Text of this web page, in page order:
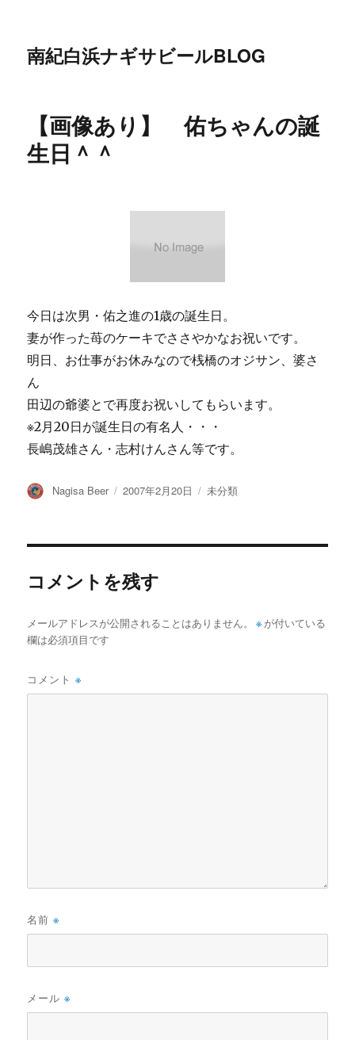
南紀白浜ナギサビールBLOG
【画像あり】 佑ちゃんの誕
生日＾＾
今日は次男・佑之進の1歳の誕生日。
妻が作った苺のケーキでささやかなお祝いです。
明日、お仕事がお休みなので桟橋のオジサン、婆さ
ん
田辺の爺婆とで再度お祝いしてもらいます。
※2月20日が誕生日の有名人・・・
長嶋茂雄さん・志村けんさん等です。
投
Nagisa Beer
投
2007年2月20日
カ
未分類
コメントを残す
メールアドレスが公開されることはありません。 ※ が付いている
欄は必須項目です
コメント※
名前※
メール※